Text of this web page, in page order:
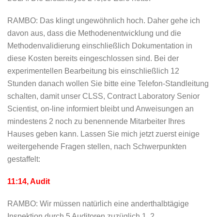
RAMBO: Das klingt ungewöhnlich hoch. Daher gehe ich
davon aus, dass die Methodenentwicklung und die
Methodenvalidierung einschließlich Dokumentation in
diese Kosten bereits eingeschlossen sind. Bei der
experimentellen Bearbeitung bis einschließlich 12
Stunden danach wollen Sie bitte eine Telefon-Standleitung
schalten, damit unser CLSS, Contract Laboratory Senior
Scientist, on-line informiert bleibt und Anweisungen an
mindestens 2 noch zu benennende Mitarbeiter Ihres
Hauses geben kann. Lassen Sie mich jetzt zuerst einige
weitergehende Fragen stellen, nach Schwerpunkten
gestaffelt:
11:14, Audit
RAMBO: Wir müssen natürlich eine anderthalbtägige